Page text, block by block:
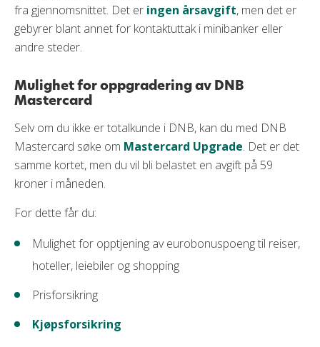
fra gjennomsnittet. Det er ingen årsavgift, men det er
gebyrer blant annet for kontaktuttak i minibanker eller
andre steder.
Mulighet for oppgradering av DNB
Mastercard
Selv om du ikke er totalkunde i DNB, kan du med DNB
Mastercard søke om Mastercard Upgrade. Det er det
samme kortet, men du vil bli belastet en avgift på 59
kroner i måneden.
For dette får du:
Mulighet for opptjening av eurobonuspoeng til reiser,
hoteller, leiebiler og shopping
Prisforsikring
Kjøpsforsikring